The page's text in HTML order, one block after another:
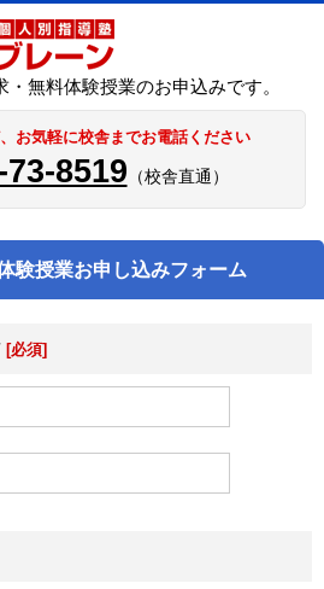
無料体験授業のお申込みです。
お気軽に校舎までお電話ください
73-8519 （校舎直通）
験授業お申し込みフォーム
[必須]